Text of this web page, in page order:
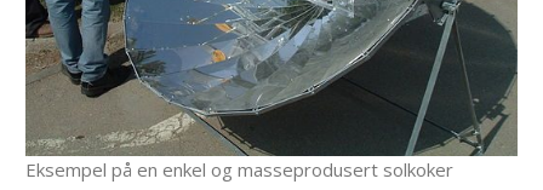
Eksempel på en enkel og masseprodusert solkoker